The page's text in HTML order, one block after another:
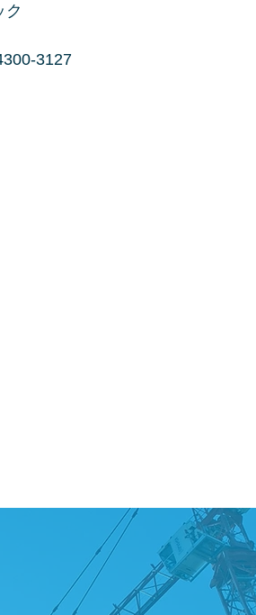
ク
3127